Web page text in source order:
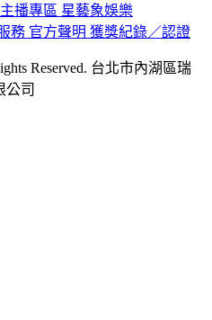
主播專區 星藝象娛樂
務 官方聲明 獲獎紀錄／認證
Reserved. 台北市內湖區瑞
公司